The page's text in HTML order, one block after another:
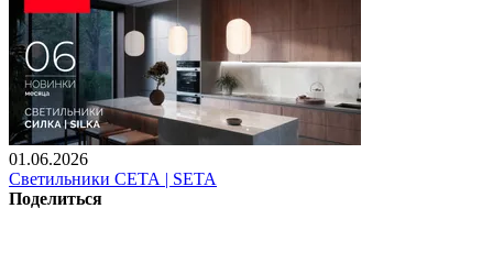
01.06.2026
Светильники СЕТА | SETA
Поделиться